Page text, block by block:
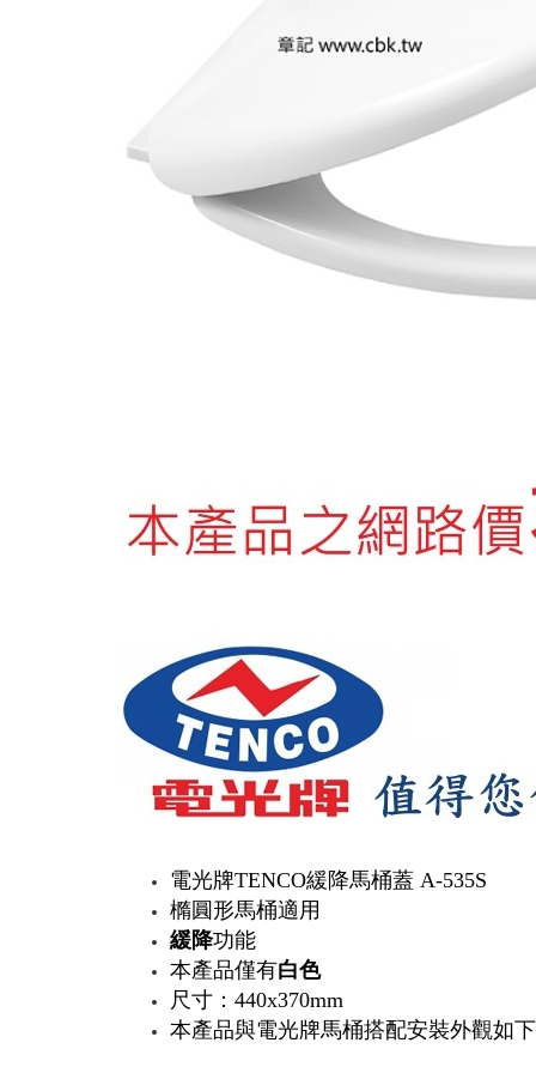
電光牌TENCO緩降馬桶蓋 A-535S
橢圓形馬桶適用
緩降功能
本產品僅有白色
尺寸：440x370mm
本產品與電光牌馬桶搭配安裝外觀如